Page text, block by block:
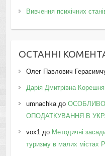
Вивчення психічних
ОСТАННІ
Олег Павлович
Дарія Дмитрівна
umnachkaдо
ОПОДАТКУВАННЯ В
vox1до Методичні
туризму в малих містах